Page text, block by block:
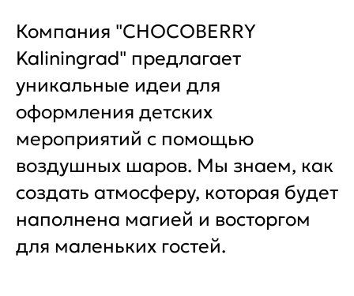
Компания "CHOCOBERRY
Kaliningrad" предлагает
уникальные идеи для
оформления детских
мероприятий с помощью
воздушных шаров. Мы знаем, как
создать атмосферу, которая будет
наполнена магией и восторгом
для маленьких гостей.